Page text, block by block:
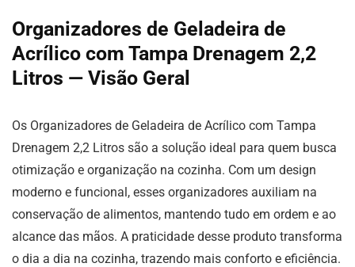
Organizadores de Geladeira de
Acrílico com Tampa Drenagem 2,2
Litros — Visão Geral
Os Organizadores de Geladeira de Acrílico com Tampa
Drenagem 2,2 Litros são a solução ideal para quem busca
otimização e organização na cozinha. Com um design
moderno e funcional, esses organizadores auxiliam na
conservação de alimentos, mantendo tudo em ordem e ao
alcance das mãos. A praticidade desse produto transforma
o dia a dia na cozinha, trazendo mais conforto e eficiência.